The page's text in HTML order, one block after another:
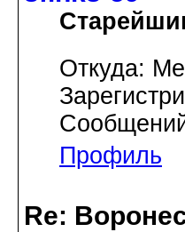
Откуда:
Профиль
Re: